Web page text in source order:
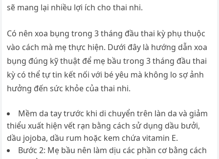
sẽ mang lại nhiều lợi ích cho thai nhi.
Có nên xoa bụng trong 3 tháng đầu thai kỳ phụ thuộc
vào cách mà mẹ thực hiện. Dưới đây là hướng dẫn xoa
bụng đúng kỹ thuật để mẹ bầu trong 3 tháng đầu thai
kỳ có thể tự tin kết nối với bé yêu mà không lo sợ ảnh
hưởng đến sức khỏe của thai nhi.
Mềm da tay trước khi di chuyển trên làn da và giảm
thiểu xuất hiện vết rạn bằng cách sử dụng dầu bưởi,
dầu jojoba, dầu rum hoặc kem chứa vitamin E.
Bước 2: Mẹ bầu nên làm dịu các phần cơ bằng cách